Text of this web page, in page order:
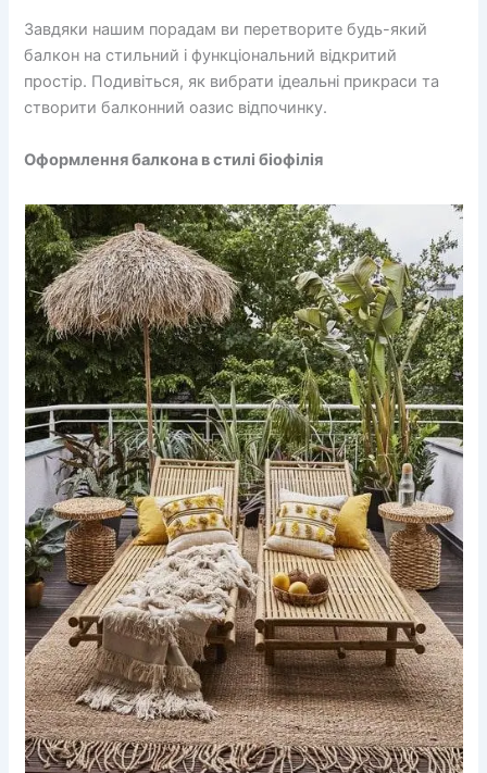
Завдяки нашим порадам ви перетворите будь-який
балкон на стильний і функціональний відкритий
простір. Подивіться, як вибрати ідеальні прикраси та
створити балконний оазис відпочинку.
Оформлення балкона в стилі біофілія